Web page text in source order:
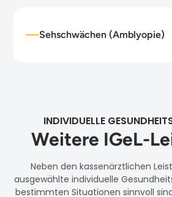
Sehschwächen (Amblyopie)
INDIVIDUELLE
Weitere IGeL-
Neben den kassenärztlichen
ausgewählte individuelle
bestimmten Situationen sinnvoll